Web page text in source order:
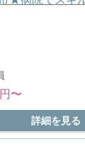
〜
詳細を見る